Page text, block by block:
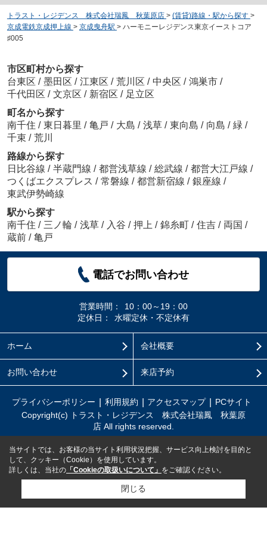
トラスト・レジデンス 株式会社瑞鳳 秋葉原店 > (賃貸)路線・駅から探す >
京成電鉄京成押上線 > 京成曳舟駅 > ハーモニーレジデンス東京イーストコア
♯005
市区町村から探す
台東区 / 墨田区 / 江東区 / 荒川区 / 中央区 / 鴻巣市 /
千代田区 / 文京区 / 新宿区 / 足立区
町名から探す
南千住 / 東日暮里 / 亀戸 / 大島 / 浅草 / 東向島 / 向島 / 緑 /
千束 / 荒川
路線から探す
日比谷線 / 半蔵門線 / 都営浅草線 / 総武線 / 都営大江戸線 /
つくばエクスプレス / 常磐線 / 都営新宿線 / 銀座線 /
東武伊勢崎線
駅から探す
南千住 / 三ノ輪 / 浅草 / 入谷 / 押上 / 錦糸町 / 住吉 / 両国 /
蔵前 / 亀戸
電話でお問い合わせ
営業時間：
10：00～19：00
定休日：
水曜定休・不定休有
ホーム 会社概要
お問い合わせ 来店予約
プライバシーポリシー 利用規約 アクセスマップ
PCサイト
Copyright(c) トラスト・レジデンス 株式会社瑞鳳 秋葉原
店 All rights reserved.
当サイトでは、お客様の当サイト利用状況把握、サービス向上検討を目的と
して、クッキー（Cookie）を使用しています。
詳しくは、当社の 「Cookieの取扱いについて」 をご確認ください。
閉じる